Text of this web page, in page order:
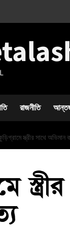
রাজনীতি
স্ত্রীর সাথে